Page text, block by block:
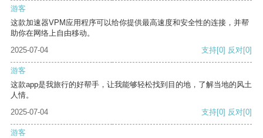
游客
这款加速器VPM应用程序可以给你提供最高速度和安全性的连接，并帮
助你在网络上自由移动。
2025-07-04
支持[0] 反对[0]
游客
这款app是我旅行的好帮手，让我能够轻松找到目的地，了解当地的风土
人情。
2025-07-04
支持[0] 反对[0]
游客